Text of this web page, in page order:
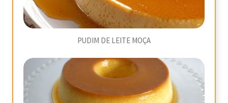
PUDIM DE LEITE MOÇA